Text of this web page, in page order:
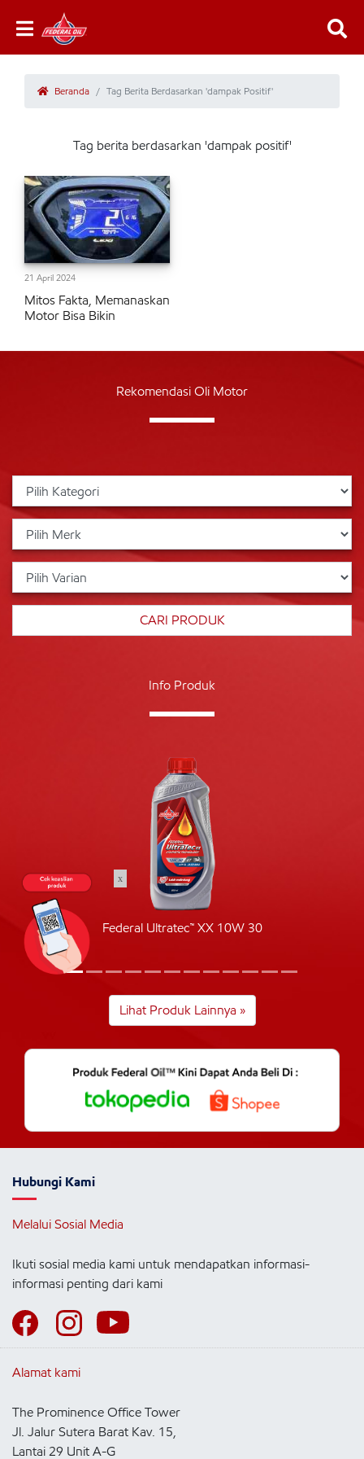
Beranda Tag Berita Berdasarkan 'dampak Positif'
Tag berita berdasarkan 'dampak positif'
21 April 2024
Mitos Fakta, Memanaskan
Motor Bisa Bikin
Rekomendasi Oli Motor
Info Produk
Federal Ultratec™ XX 10W 30
Lihat Produk Lainnya »
Hubungi Kami
Melalui Sosial Media
Ikuti sosial media kami untuk mendapatkan informasi-
informasi penting dari kami
Alamat kami
The Prominence Office Tower
Jl. Jalur Sutera Barat Kav. 15,
Lantai 29 Unit A-G
x